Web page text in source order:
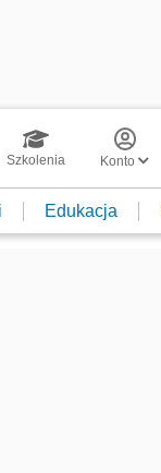
Szkolenia Konto
Edukacja